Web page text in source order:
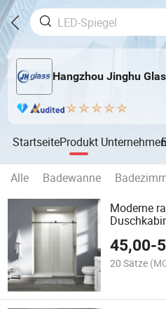
Hangzhou Jinghu
StartseiteProdukt
Alle Badewanne
Moderne
45,00-
20 Sätze